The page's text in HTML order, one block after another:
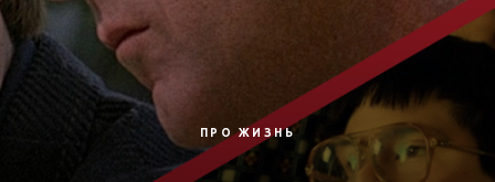
ПРО ЖИЗНЬ